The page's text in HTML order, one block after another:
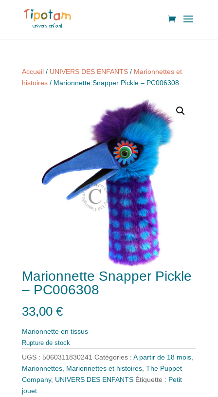
Accueil/ UNIVERS DES ENFANTS/ Marionnettes et
histoires/ Marionnette Snapper Pickle – PC006308
Marionnette Snapper Pickle
– PC006308
33,00 €
Marionnette en tissus
Rupture de stock
UGS : 5060311830241 Catégories : A partir de 18 mois,
Marionnettes, Marionnettes et histoires, The Puppet
Company, UNIVERS DES ENFANTS Étiquette : Petit
jouet